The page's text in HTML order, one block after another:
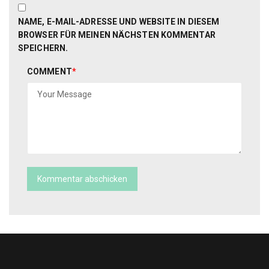
NAME, E-MAIL-ADRESSE UND WEBSITE IN DIESEM
BROWSER FÜR MEINEN NÄCHSTEN KOMMENTAR
SPEICHERN.
COMMENT*